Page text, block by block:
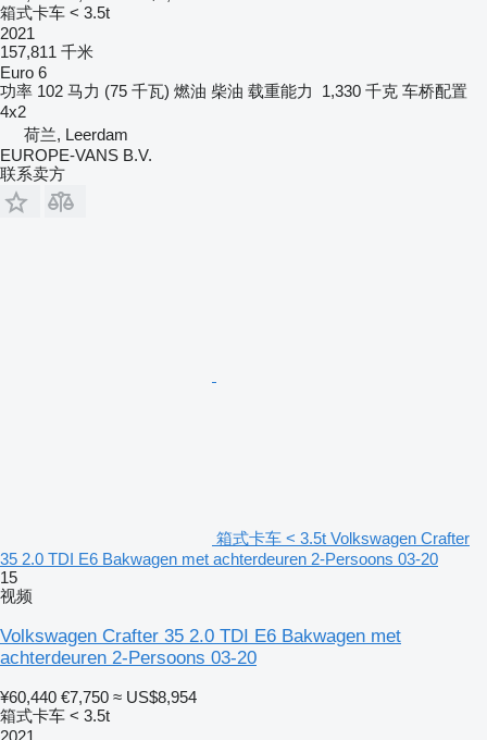
箱式卡车 < 3.5t
2021
157,811 千米
Euro 6
功率 102 马力 (75 千瓦) 燃油 柴油 载重能力 1,330 千克 车桥配置
4x2
荷兰, Leerdam
EUROPE-VANS B.V.
联系卖方
箱式卡车 < 3.5t Volkswagen Crafter
35 2.0 TDI E6 Bakwagen met achterdeuren 2-Persoons 03-20
15
视频
Volkswagen Crafter 35 2.0 TDI E6 Bakwagen met
achterdeuren 2-Persoons 03-20
¥60,440 €7,750 ≈ US$8,954
箱式卡车 < 3.5t
2021